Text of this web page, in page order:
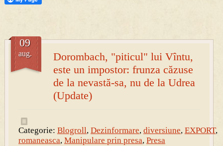
PRESA
Dorombach, "piticul" lui Vîntu,
este un impostor: frunza căzuse
de la nevastă-sa, nu de la Udrea
(Update)
09
aug.
Categorie: Blogroll, Dezinformare, diversiune, EXPORT,
romaneasca, Manipulare prin presa, Presa